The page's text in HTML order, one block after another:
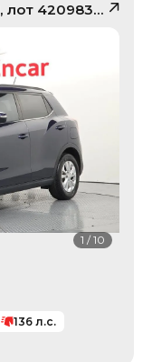
, лот 42098322
1 /10
136 л.с.